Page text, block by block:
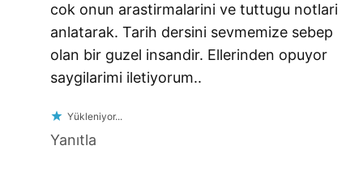
cok onun arastirmalarini ve tuttugu notlari
anlatarak. Tarih dersini sevmemize sebep
olan bir guzel insandir. Ellerinden opuyor
saygilarimi iletiyorum..
Yükleniyor...
Yanıtla